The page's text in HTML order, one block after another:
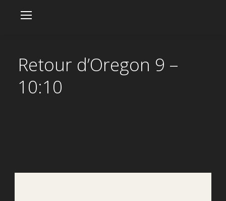
Retour d’Oregon 9 –
10:10